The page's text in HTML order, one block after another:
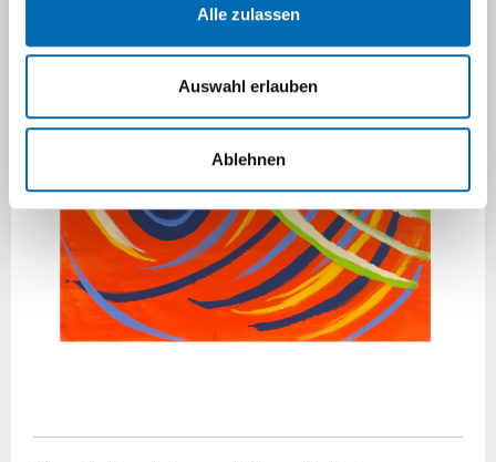
Alle zulassen
Auswahl erlauben
Ablehnen